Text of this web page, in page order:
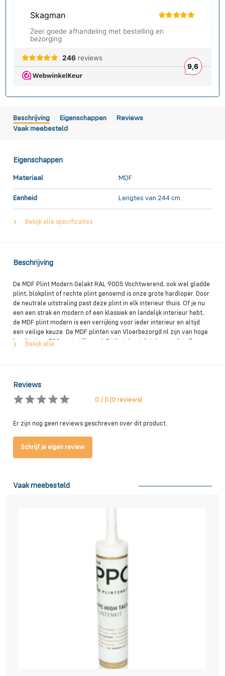
Beschrijving Eigenschappen
Reviews
Vaak meebesteld
Eigenschappen
Materiaal MDF
Eenheid Lengtes van 244 cm.
Bekijk alle specificaties
Beschrijving
De MDF Plint Modern Gelakt RAL 9005 Vochtwerend, ook wel gladde
plint, blokplint of rechte plint genoemd is onze grote hardloper. Door
de neutrale uitstraling past deze plint in elk interieur thuis. Of je nu
een een strak en modern of een klassiek en landelijk interieur hebt,
de MDF plint modern is een verrijking voor ieder interieur en altijd
een veilige keuze. De MDF plinten van Vloerbezorgd.nl zijn van hoge
kwaliteit en FSC gecertificeerd. Dit betekent dat de grondstoffen
RAL9016, RAL9005 en RAL 7016. Standaard zijn deze MDF plinten
voorzien van 2 lagen grondverf en 1 laklaag. Ook is het MDF van deze
plinten voorzien van V313. Dit betekent dat het MDF van
laminaat is, een MDF plint staat altijd goed. Verder hebben alle MDF
plinten vanaf een 12 mm. dik een kabelgoot onder aan de achterzijde
zodat je je snoeren netjes achter de plint weg kunt werken. MDF
plinten kunnen zowel vastgespijkerd, als geschroefd, als vast gekit
geheel Belgie leveren we op maandag en in sommige delen van
veld ‘opmerkingen’ ook een gewenste leverdatum aangeven. Houdt
hierbij wel rekening met de dagen dat we in uw regio rijden zoals
hiervoor vermeldt. Op de dag van aflevering krijgt u rond 8:00 in de
ochtend een mail met het tijdstip van levering en wordt u daarnaast
nog ongeveer 30 minuten van tevoren door de chauffeur gebeld.
Wilt u plinten bestellen maar heeft u geen mogelijkheid om
aanwezig te zijn bij levering? Ook dit is geen probleem! Geef in het
veld opmerkingen aan waar u de plinten neergelegd wilt hebben en
wij regelen het voor u. Het is ook mogelijk om van maandag tot en
met zaterdag zelf uw plinten af te halen op één van onze externe
Nieuwegein of Wijk bij Duurstede. Ideaal als u vandaag nog uw
Bekijk alle
Reviews
0 / 5 (0 reviews)
Er zijn nog geen reviews geschreven over dit product..
Schrijf je eigen review
Vaak meebesteld